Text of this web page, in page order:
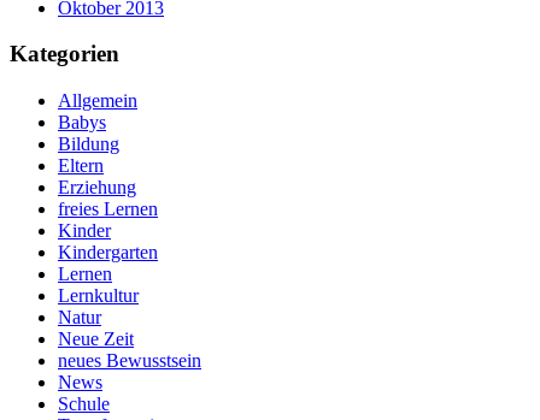
Oktober 2013
Kategorien
Allgemein
Babys
Bildung
Eltern
Erziehung
freies Lernen
Kinder
Kindergarten
Lernen
Lernkultur
Natur
Neue Zeit
neues Bewusstsein
News
Schule